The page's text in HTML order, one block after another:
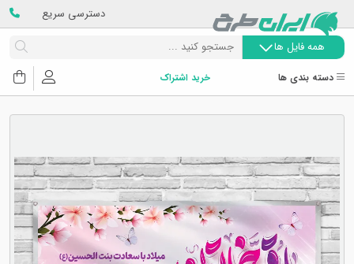
دسترسی سریع
همه فایل ها
دسته بندی ها خرید اشتراک